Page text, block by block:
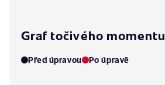
Graf točivého momentu
Před úpravou Po úpravě